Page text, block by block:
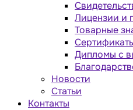
Лицензии и
Товарные
Дипломы с
Новости
Статьи
Контакты